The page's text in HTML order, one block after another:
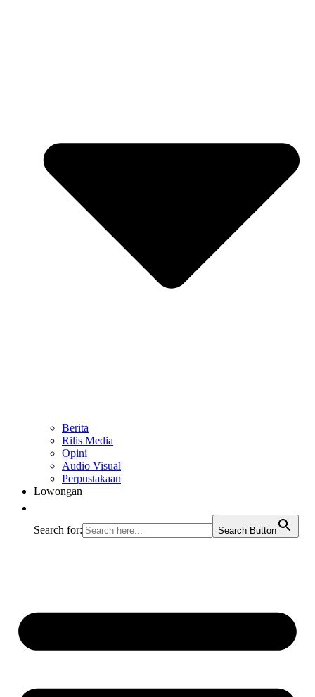
Berita
Rilis Media
Opini
Audio Visual
Perpustakaan
Lowongan
Search for: Search Button